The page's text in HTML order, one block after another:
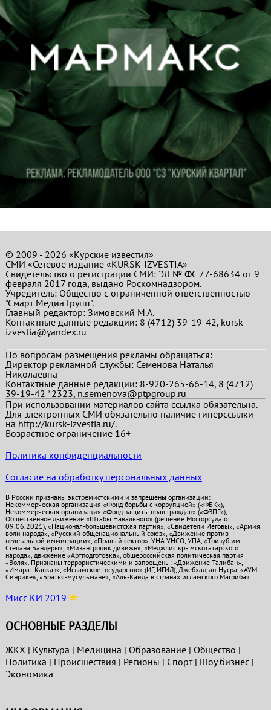
© 2009 - 2026 «Курские известия»
СМИ «Сетевое издание «KURSK-IZVESTIA»
Свидетельство о регистрации СМИ: ЭЛ № ФС 77-68634 от 9
февраля 2017 года, выдано Роскомнадзором.
Учредитель: Общество с ограниченной ответственностью
"Смарт Медиа Групп".
Главный редактор:Зимовский М.А.
Контактные данные редакции: 8 (4712) 39-19-42, kursk-
izvestia@yandex.ru
По вопросам размещения рекламы обращаться:
Директор рекламной службы: Семенова Наталья
Николаевна
Контактные данные редакции: 8-920-265-66-14, 8 (4712)
39-19-42 *2323, n.semenova@ptpgroup.ru
При использовании материалов сайта ссылка обязательна.
Для электронных СМИ обязательно наличие гиперссылки
на http://kursk-izvestia.ru/.
Возрастное ограничение 16+
Политика конфиденциальности
Согласие на обработку персональных данных
В России признаны экстремистскими и запрещены организации:
Некоммерческая организация «Фонд борьбы с коррупцией» («ФБК»),
Некоммерческая организация «Фонд защиты прав граждан» («ФЗПГ»),
Общественное движение «Штабы Навального» (решение Мосгорсуда от
09.06.2021), «Национал-большевистская партия», «Свидетели Иеговы», «Армия
воли народа», «Русский общенациональный союз», «Движение против
нелегальной иммиграции», «Правый сектор», УНА-УНСО, УПА, «Тризуб им.
Степана Бандеры», «Мизантропик дивижн», «Меджлис крымскотатарского
народа», движение «Артподготовка», общероссийская политическая партия
«Воля». Признаны террористическими и запрещены: «Движение Талибан»,
«Имарат Кавказ», «Исламское государство» (ИГ, ИГИЛ), Джебхад-ан-Нусра, «АУМ
Синрике», «Братья-мусульмане», «Аль-Каида в странах исламского Магриба».
Мисс КИ 2019
ОСНОВНЫЕ РАЗДЕЛЫ
ЖКХ| Культура | Медицина | Образование| Общество |
Политика | Проиcшествия | Регионы | Спорт| Шоу бизнес|
Экономика